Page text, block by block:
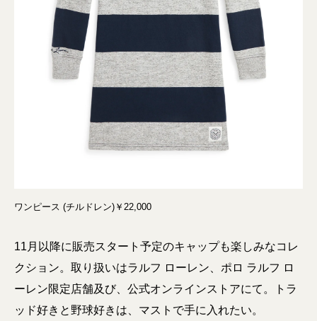
ワンピース (チルドレン)￥22,000
11月以降に販売スタート予定のキャップも楽しみなコレ
クション。取り扱いはラルフ ローレン、ポロ ラルフ ロ
ーレン限定店舗及び、公式オンラインストアにて。トラ
ッド好きと野球好きは、マストで手に入れたい。